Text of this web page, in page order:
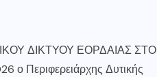
ΔΙΚΤΥΟΥ ΕΟΡΔΑΙΑΣ ΣΤΟ
Περιφερειάρχης Δυτικής